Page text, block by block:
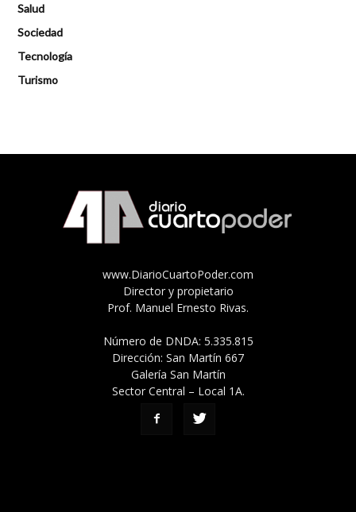
Salud
Sociedad
Tecnología
Turismo
www.DiarioCuartoPoder.com
Director y propietario
Prof. Manuel Ernesto Rivas.
Número de DNDA: 5.335.815
Dirección: San Martín 667
Galería San Martín
Sector Central – Local 1A.